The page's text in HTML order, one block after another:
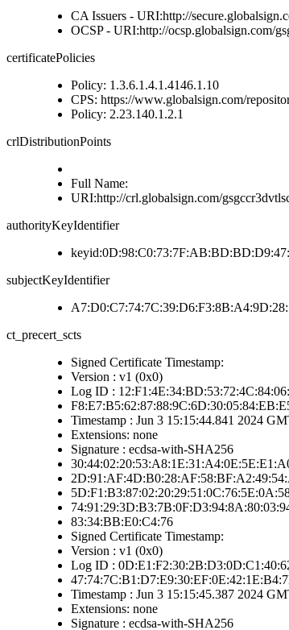
CA Issuers - URI:http://
OCSP - URI:http://ocsp.globalsign.com/
certificatePolicies
Policy: 1.3.6.1.4.1.4146.1.10
CPS: https://www.globalsign.com/
Policy: 2.23.140.1.2.1
crlDistributionPoints
Full Name:
URI:http://crl.globalsign.com/
authorityKeyIdentifier
subjectKeyIdentifier
ct_precert_scts
Signed Certificate Timestamp:
Version : v1 (0x0)
Log ID :
Timestamp : Jun 3 15:15:44.841 2024
Extensions: none
Signature : ecdsa-with-SHA256
83:34:BB:E0:C4:76
Signed Certificate Timestamp:
Version : v1 (0x0)
Log ID :
Timestamp : Jun 3 15:15:45.387 2024
Extensions: none
Signature : ecdsa-with-SHA256